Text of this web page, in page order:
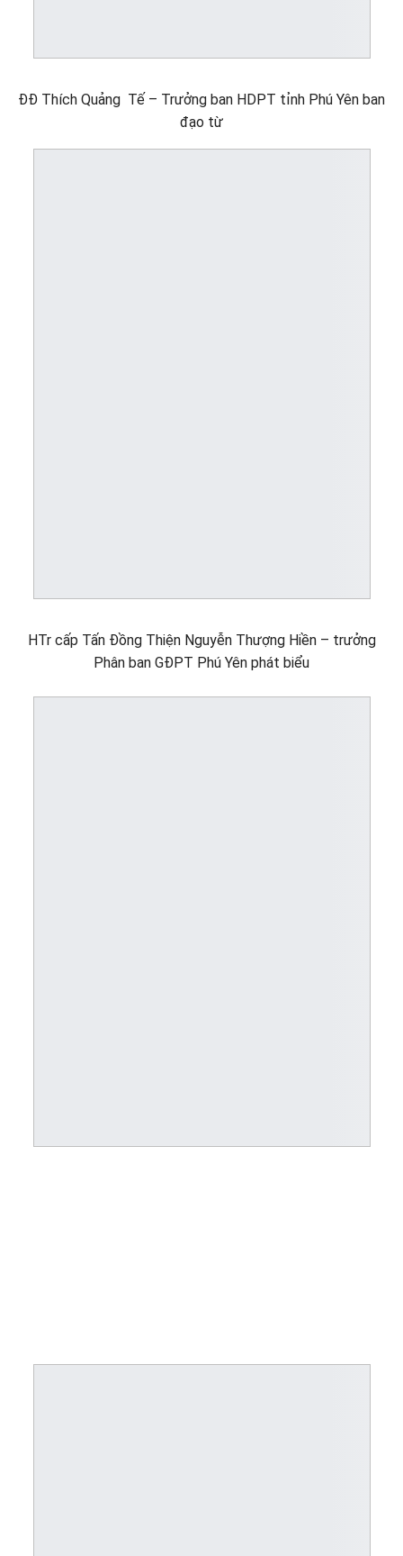
ĐĐ Thích Quảng Tế – Trưởng ban HDPT tỉnh Phú Yên ban
đạo từ
HTr cấp Tấn Đồng Thiện Nguyễn Thượng Hiền – trưởng
Phân ban GĐPT Phú Yên phát biểu